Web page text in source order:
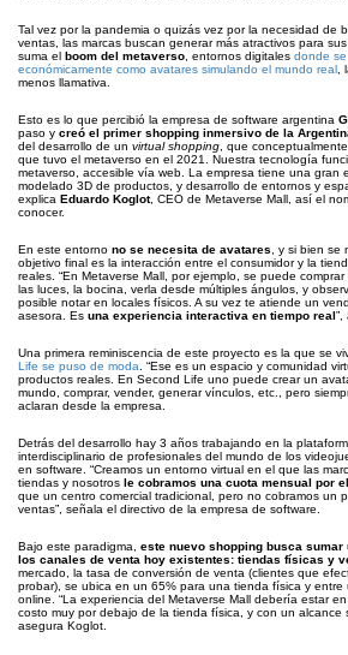
Tal vez por la pandemia o quizás vez por la necesidad de
ventas, las marcas buscan generar más atractivos para
suma el boom del metaverso , entornos digitales donde
económicamente como avatares simulando el mundo real
menos llamativa.
Esto es lo que percibió la empresa de software argentina
paso y creó el primer shopping inmersivo de la
del desarrollo de un virtual shopping , que
que tuvo el metaverso en el 2021. Nuestra tecnología
metaverso, accesible vía web. La empresa tiene una gran
modelado 3D de productos, y desarrollo de entornos y
explica Eduardo Koglot, CEO de Metaverse Mall, así el
conocer.
En este entorno no se necesita de avatares , y si bien
objetivo final es la interacción entre el consumidor y la
reales. “En Metaverse Mall, por ejemplo, se puede
las luces, la bocina, verla desde múltiples ángulos, y
posible notar en locales físicos. A su vez te atiende un
asesora. Es una experiencia interactiva en tiempo real”,
Una primera reminiscencia de este proyecto es la que se
Life se puso de moda . “Ese es un espacio y comunidad
productos reales. En Second Life uno puede crear un
mundo, comprar, vender, generar vínculos, etc., pero
aclaran desde la empresa.
Detrás del desarrollo hay 3 años trabajando en la
interdisciplinario de profesionales del mundo de los
en software. “Creamos un entorno virtual en el que las
tiendas y nosotros le cobramos una cuota mensual por
que un centro comercial tradicional, pero no cobramos un
ventas”, señala el directivo de la empresa de software.
Bajo este paradigma, este nuevo shopping busca
los canales de venta hoy existentes: tiendas físicas y
mercado, la tasa de conversión de venta (clientes que
probar), se ubica en un 65% para una tienda física y
online. “La experiencia del Metaverse Mall debería estar
costo muy por debajo de la tienda física, y con un alcance
asegura Koglot.